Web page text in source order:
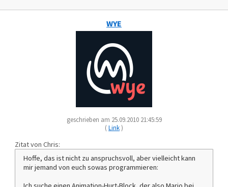
WYE
geschrieben am 25.09.2010 21:45:59
(Link)
Zitat von Chris:
Hoffe, das ist nicht zu anspruchsvoll, aber vielleicht kann
mir jemand von euch sowas programmieren: